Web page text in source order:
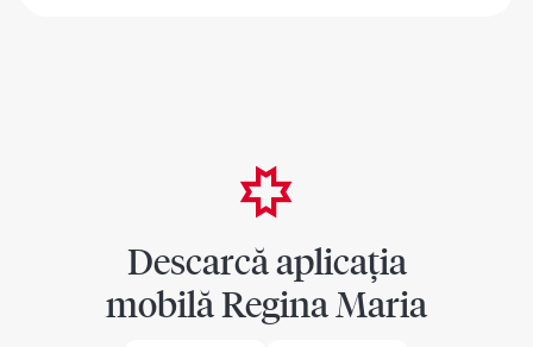
Descarcă aplicația
mobilă Regina Maria